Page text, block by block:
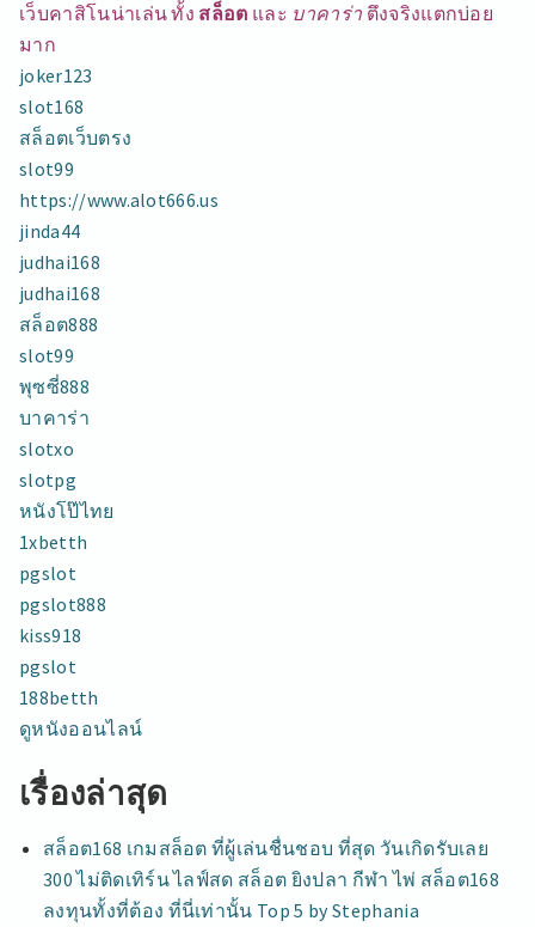
เว็บคาสิโนน่าเล่น ทั้ง สล็อต และ บาคาร่า ตึงจริงแตกบ่อย
มาก
joker123
slot168
สล็อตเว็บตรง
slot99
https://www.alot666.us
jinda44
judhai168
judhai168
สล็อต888
slot99
พุซซี่888
บาคาร่า
slotxo
slotpg
หนังโป๊ไทย
1xbetth
pgslot
pgslot888
kiss918
pgslot
188betth
ดูหนังออนไลน์
เรื่องล่าสุด
สล็อต168 เกมสล็อต ที่ผู้เล่นชื่นชอบ ที่สุด วันเกิดรับเลย
300 ไม่ติดเทิร์น ไลฟ์สด สล็อต ยิงปลา กีฬา ไพ่ สล็อต168
ลงทุนทั้งที่ต้อง ที่นี่เท่านั้น Top 5 by Stephania